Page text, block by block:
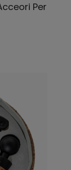
Per